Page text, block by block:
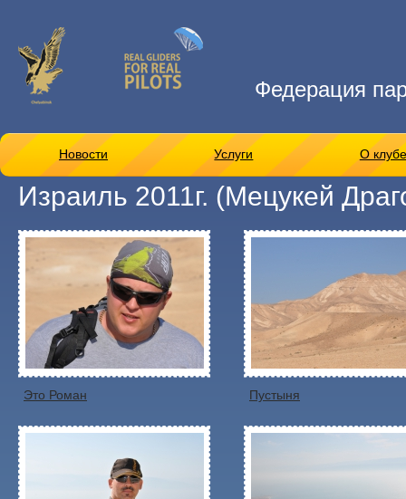
Израиль 2011г. (Мецукей
Это Роман Пустыня
Федерация
Новости Услуги О клубе